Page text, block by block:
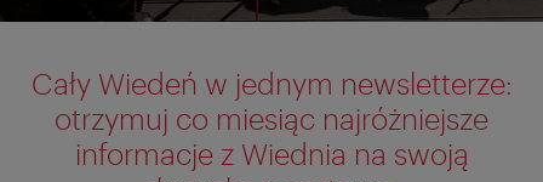
Cały Wiedeń w jednym newsletterze:
otrzymuj co miesiąc najróżniejsze
informacje z Wiednia na swoją